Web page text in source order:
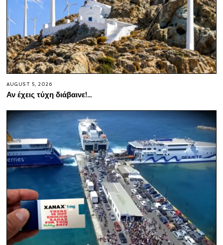
AUGUST 5, 2026
Αν έχεις τύχη διάβαινε!…